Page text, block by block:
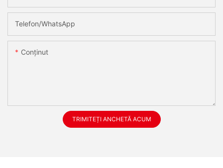
Telefon/WhatsApp
Conţinut
TRIMITEȚI ANCHETĂ ACUM